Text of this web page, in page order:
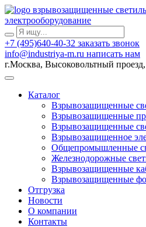
взрывозащищенные
электрооборудование
+7 (495)640-40-32 заказать звонок
info@industriya-m.ru написать нам
г.Москва, Высоковольтный
Каталог
Взрывозащищенные
Взрывозащищенные
Взрывозащищенные
Взрывозащищенное
Общепромышленные
Железнодорожные
Взрывозащищенные
Взрывозащищенные
Отгрузка
Новости
О компании
Контакты